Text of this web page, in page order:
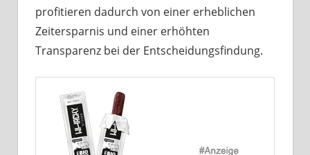
profitieren dadurch von einer erheblichen
Zeitersparnis und einer erhöhten
Transparenz bei der Entscheidungsfindung.